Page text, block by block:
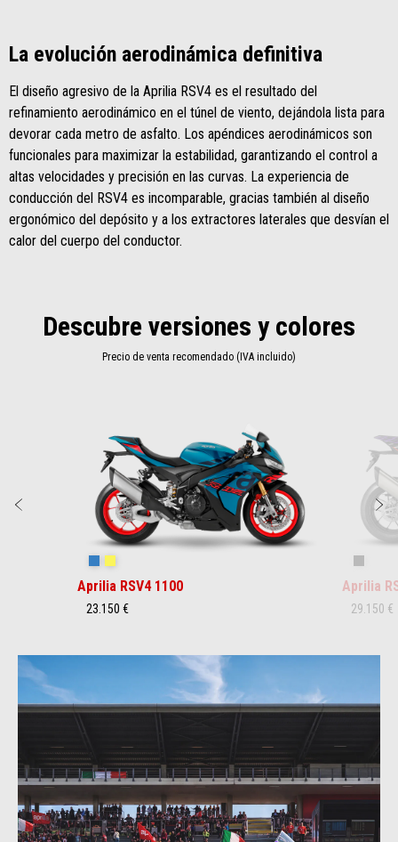
La evolución aerodinámica definitiva
El diseño agresivo de la Aprilia RSV4 es el resultado del
refinamiento aerodinámico en el túnel de viento, dejándola lista para
devorar cada metro de asfalto. Los apéndices aerodinámicos son
funcionales para maximizar la estabilidad, garantizando el control a
altas velocidades y precisión en las curvas. La experiencia de
conducción del RSV4 es incomparable, gracias también al diseño
ergonómico del depósito y a los extractores laterales que desvían el
calor del cuerpo del conductor.
Descubre versiones y colores
Precio de venta recomendado (IVA incluido)
Aprilia RSV4 1100
23.150 €
Aprilia
29.150 €